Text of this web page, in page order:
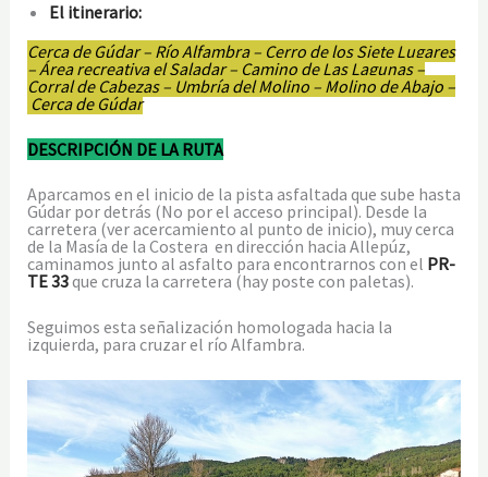
El itinerario:
Cerca de Gúdar – Río Alfambra – Cerro de los Siete Lugares
– Área recreativa el Saladar – Camino de Las Lagunas –
Corral de Cabezas – Umbría del Molino – Molino de Abajo –
Cerca de Gúdar
DESCRIPCIÓN DE LA RUTA
Aparcamos en el inicio de la pista asfaltada que sube hasta
Gúdar por detrás (No por el acceso principal). Desde la
carretera (ver acercamiento al punto de inicio), muy cerca
de la Masía de la Costera en dirección hacia Allepúz,
caminamos junto al asfalto para encontrarnos con el PR-
TE 33que cruza la carretera (hay poste con paletas).
Seguimos esta señalización homologada hacia la
izquierda, para cruzar el río Alfambra.